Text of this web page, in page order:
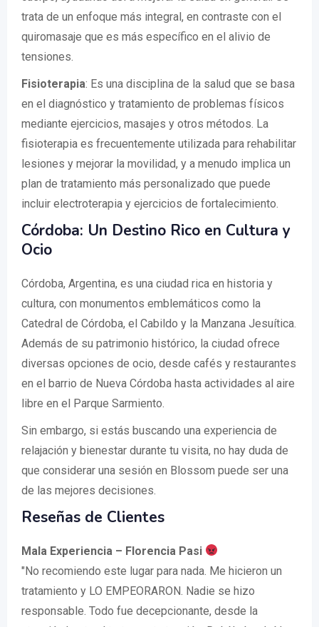
trata de un enfoque más integral, en contraste con el
quiromasaje que es más específico en el alivio de
tensiones.
Fisioterapia: Es una disciplina de la salud que se basa
en el diagnóstico y tratamiento de problemas físicos
mediante ejercicios, masajes y otros métodos. La
fisioterapia es frecuentemente utilizada para rehabilitar
lesiones y mejorar la movilidad, y a menudo implica un
plan de tratamiento más personalizado que puede
incluir electroterapia y ejercicios de fortalecimiento.
Córdoba: Un Destino Rico en Cultura y
Ocio
Córdoba, Argentina, es una ciudad rica en historia y
cultura, con monumentos emblemáticos como la
Catedral de Córdoba, el Cabildo y la Manzana Jesuítica.
Además de su patrimonio histórico, la ciudad ofrece
diversas opciones de ocio, desde cafés y restaurantes
en el barrio de Nueva Córdoba hasta actividades al aire
libre en el Parque Sarmiento.
Sin embargo, si estás buscando una experiencia de
relajación y bienestar durante tu visita, no hay duda de
que considerar una sesión en Blossom puede ser una
de las mejores decisiones.
Reseñas de Clientes
Mala Experiencia – Florencia Pasi
"No recomiendo este lugar para nada. Me hicieron un
tratamiento y LO EMPEORARON. Nadie se hizo
responsable. Todo fue decepcionante, desde la